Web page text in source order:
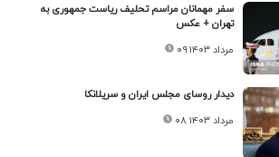
سفر مهمانان مراسم تحلیف ریاست جمهوری به
تهران + عکس
۰۹ مرداد ۱۴۰۳
دیدار روسای مجلس ایران و سریلانکا
۰۸ مرداد ۱۴۰۳